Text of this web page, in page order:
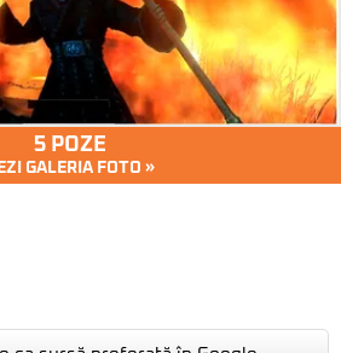
5 POZE
GALERIA FOTO »